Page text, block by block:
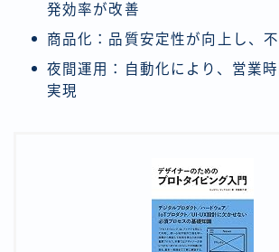
発効率が改善
商品化：品質安定性が向上し、
夜間運用：自動化により、営業
実現